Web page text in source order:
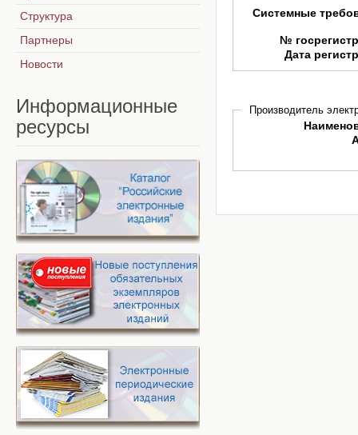
Системные
№
Дата
Производитель
Структура
Партнеры
Новости
Информационные
ресурсы